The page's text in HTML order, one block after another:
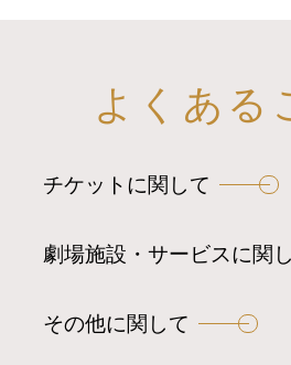
よくある
チケットに関して
劇場施設・サービスに関
その他に関して